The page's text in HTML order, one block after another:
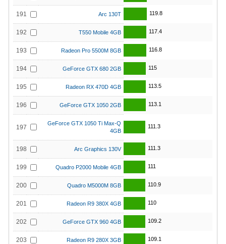
191 Arc 130T 119.8
192 T550 Mobile 4GB 117.4
193 Radeon Pro 5500M 8GB 116.8
194 GeForce GTX 680 2GB 115
195 Radeon RX 470D 4GB 113.5
196 GeForce GTX 1050 2GB 113.1
197
GeForce GTX 1050 Ti Max-Q
4GB
111.3
198 Arc Graphics 130V 111.3
199 Quadro P2000 Mobile 4GB 111
200 Quadro M5000M 8GB 110.9
201 Radeon R9 380X 4GB 110
202 GeForce GTX 960 4GB 109.2
203 Radeon R9 280X 3GB 109.1